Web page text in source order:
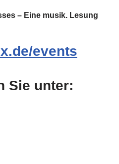
– Eine musik. Lesung
events
Sie unter: